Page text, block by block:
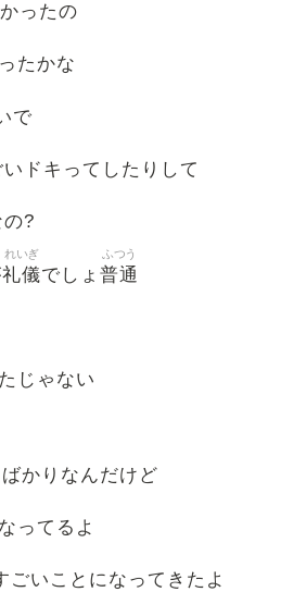
ったの
たかな
で
ドキってしたりして
の?
礼儀
れいぎ
でしょ 普通
ふつう
じゃない
かりなんだけど
ってるよ
いことになってきたよ